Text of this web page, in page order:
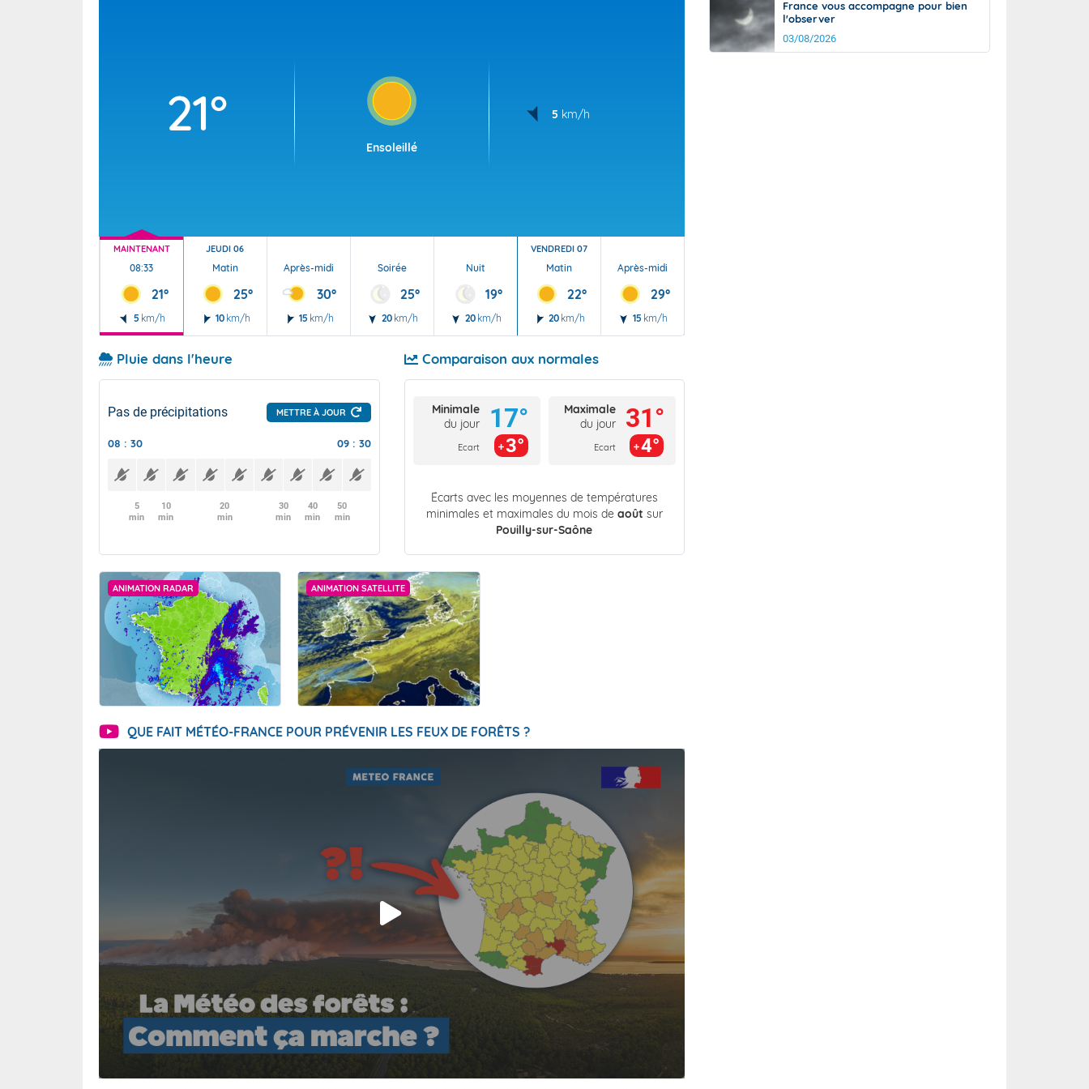
21°
Ensoleillé
5 km/h
MAINTENANT
08:33
21°
5 km/h
JEUDI 06
Matin
25°
10 km/h
Après-midi
30°
15 km/h
Soirée
25°
20 km/h
Nuit
19°
20 km/h
VENDREDI 07
Matin
22°
20 km/h
Après-midi
29°
15 km/h
Pluie dans l'heure
Pas de précipitations METTRE À JOUR
08 : 30 09 : 30
5
min
10
min
20
min
30
min
40
min
50
min
Comparaison aux normales
Minimale
du jour
Ecart
17°
3°
Maximale
du jour
Ecart
31°
4°
Écarts avec les moyennes de températures
minimales et maximales du mois de août sur
Pouilly-sur-Saône
ANIMATION RADAR ANIMATION SATELLITE
QUE FAIT MÉTÉO-FRANCE POUR PRÉVENIR LES FEUX DE FORÊTS ?
France vous accompagne pour bien
l'observer
03/08/2026